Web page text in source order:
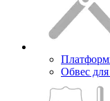
Обвес